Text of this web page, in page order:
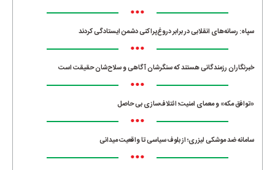
•••
سپاه: رسانه‌های انقلابی در برابر دروغ‌پراکنی دشمن ایستادگی کردند
•••
خبرنگاران رزمندگانی هستند که سنگرشان آگاهی و سلاح‌شان حقیقت است
•••
«توافق مکه» و معمای امنیت؛ ائتلاف‌سازی بی حاصل
•••
سامانه ضد موشکی لیزری؛ از بلوف سیاسی تا واقعیت میدانی
•••